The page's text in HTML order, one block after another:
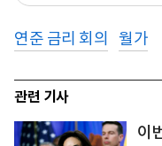
연준 금리 회의 월가
관련 기사
이